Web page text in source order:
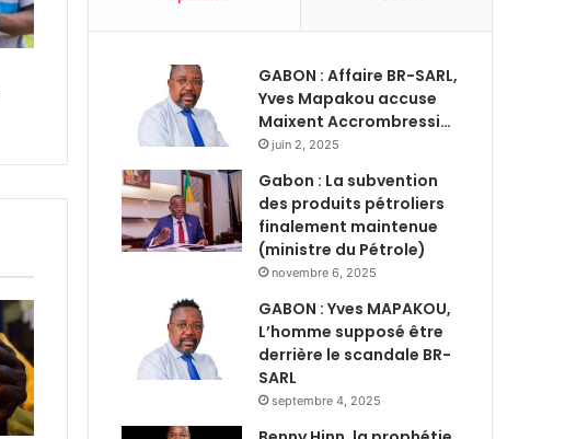
GABON : Affaire BR-SARL,
Yves Mapakou accuse
Maixent Accrombressi…
juin 2, 2025
Gabon : La subvention
des produits pétroliers
finalement maintenue
(ministre du Pétrole)
novembre 6, 2025
GABON : Yves MAPAKOU,
L’homme supposé être
derrière le scandale BR-
SARL
septembre 4, 2025